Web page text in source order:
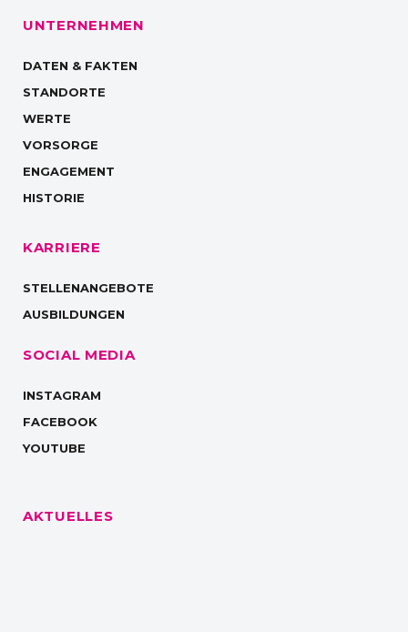
UNTERNEHMEN
DATEN & FAKTEN
STANDORTE
WERTE
VORSORGE
ENGAGEMENT
HISTORIE
KARRIERE
STELLENANGEBOTE
AUSBILDUNGEN
SOCIAL MEDIA
INSTAGRAM
FACEBOOK
YOUTUBE
AKTUELLES